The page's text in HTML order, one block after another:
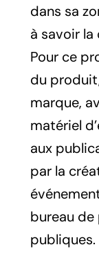
dans sa
à savoir la
Pour ce
du
marque,
matériel
aux
par la
bureau de
publiques. ​